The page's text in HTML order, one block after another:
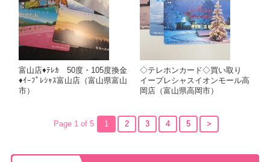
富山店♦ﾃﾚｶ 50度・105度換金
♦ｲｰﾌﾟﾚｼｬｽ富山店（富山県富山
市）
◇テレホンカード◇買い取り
イープレシャスイオンモール高
岡店（富山県高岡市）
Page 1 of 5 1 2 3 4 5 >